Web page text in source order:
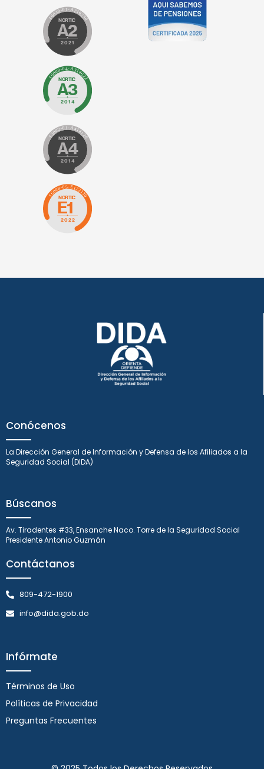
Conócenos
La Dirección General de Información y Defensa de los Afiliados a la
Seguridad Social (DIDA)
Búscanos
Av. Tiradentes #33, Ensanche Naco. Torre de la Seguridad Social
Presidente Antonio Guzmán
Contáctanos
809-472-1900
info@dida.gob.do
Infórmate
Términos de Uso
Políticas de Privacidad
Preguntas Frecuentes